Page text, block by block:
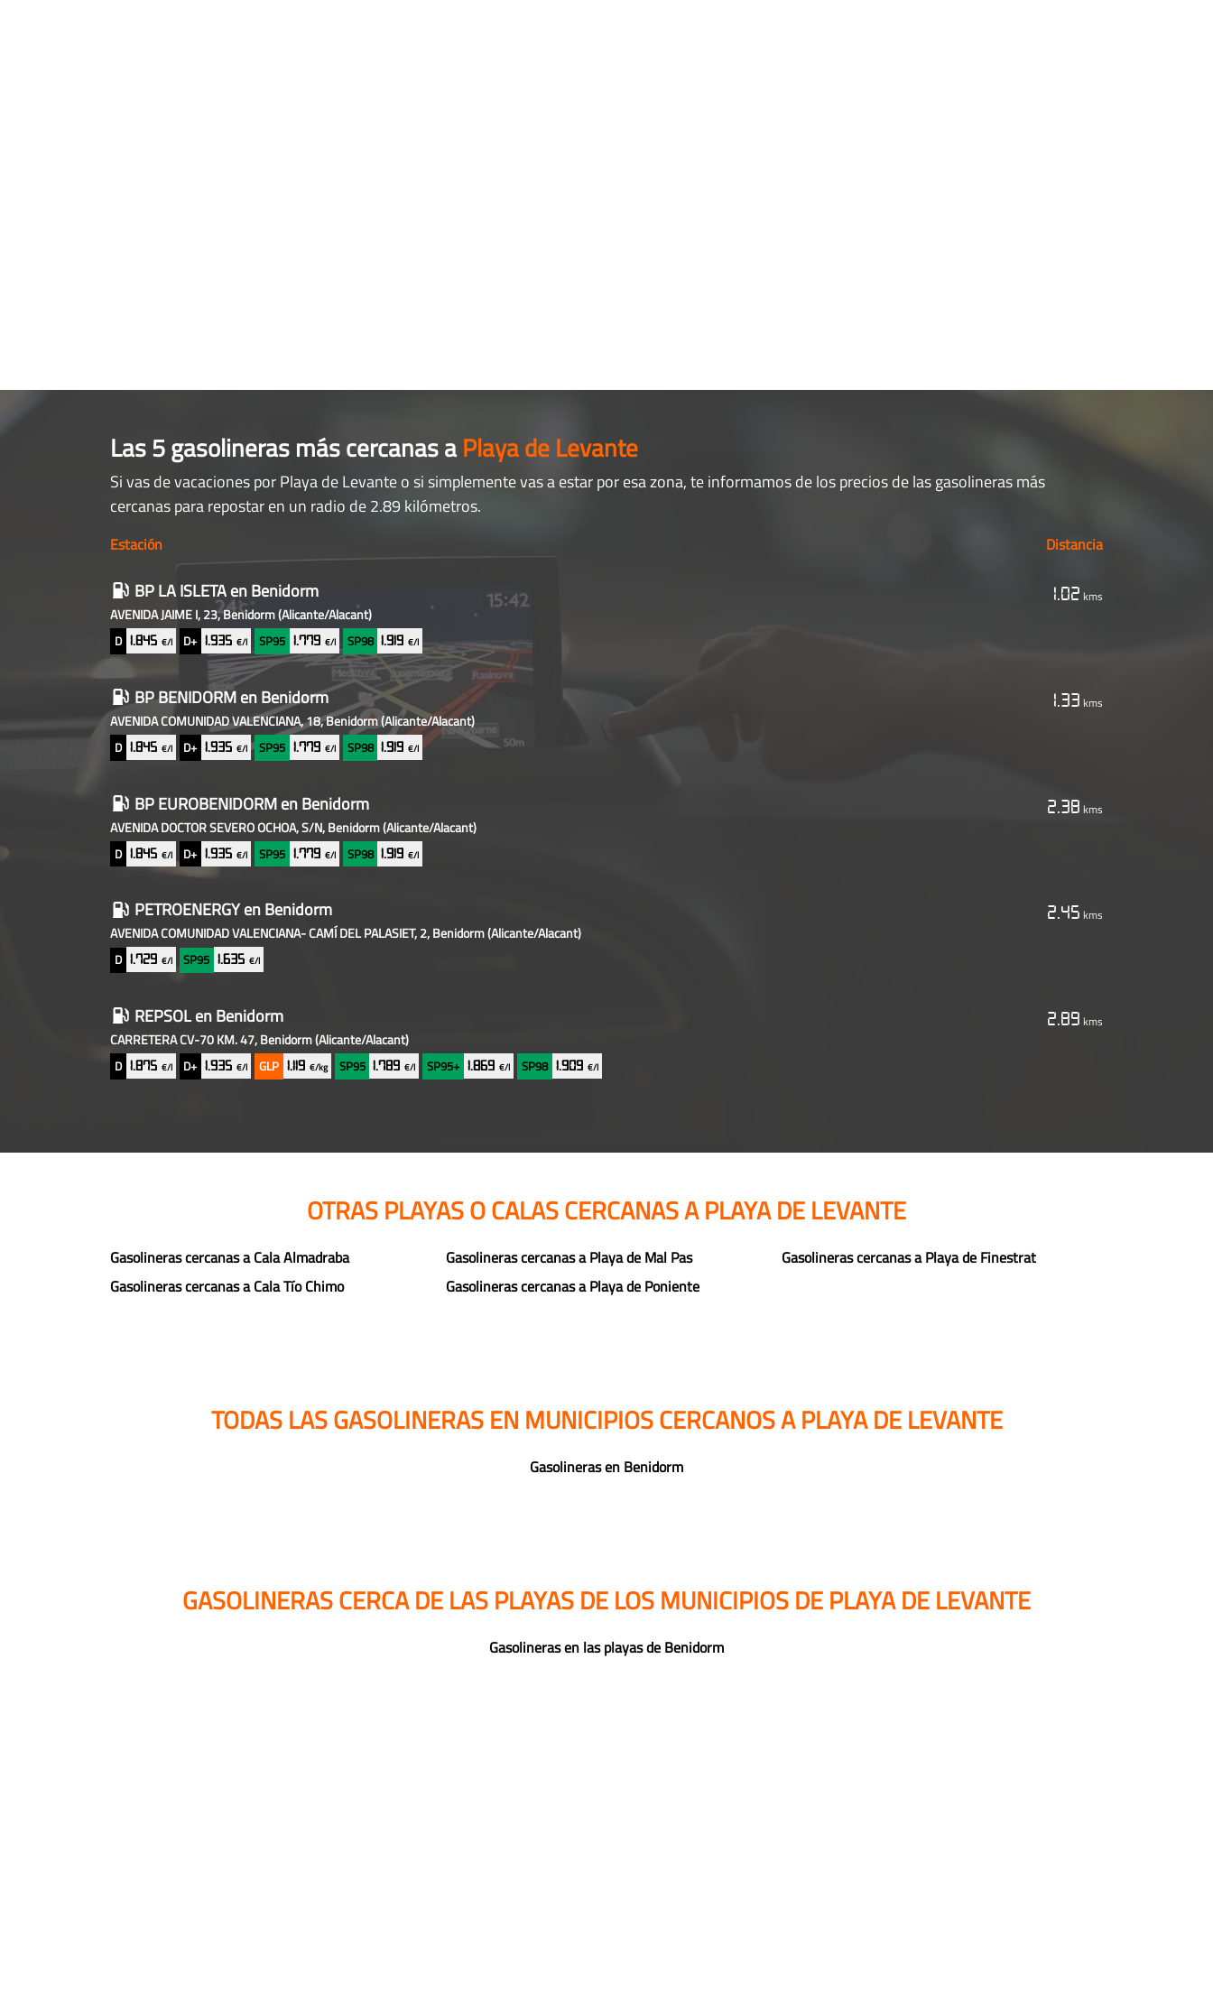
Las 5 gasolineras más cercanas aPlaya de Levante
Si vas de vacaciones por Playa de Levante o si simplemente vas a estar por esa zona, te informamos de los precios de las gasolineras más
cercanas para repostar en un radio de 2.89 kilómetros.
Gasolineras
baratas
cercanas
Estación Distancia
BP LA ISLETAen Benidorm
AVENIDA JAIME I, 23, Benidorm(Alicante/Alacant)
D 1.845 €/l D+ 1.935€/l SP95 1.779 €/l SP98 1.919€/l
1.02 kms
BP BENIDORMen Benidorm
AVENIDA COMUNIDAD VALENCIANA, 18, Benidorm(Alicante/Alacant)
D 1.845 €/l D+ 1.935€/l SP95 1.779 €/l SP98 1.919€/l
1.33 kms
BP EUROBENIDORMen Benidorm
AVENIDA DOCTOR SEVERO OCHOA, S/N, Benidorm(Alicante/Alacant)
D 1.845 €/l D+ 1.935€/l SP95 1.779 €/l SP98 1.919€/l
2.38 kms
PETROENERGYen Benidorm
AVENIDA COMUNIDAD VALENCIANA- CAMÍ DEL PALASIET, 2, Benidorm(Alicante/Alacant)
D 1.729 €/l SP95 1.635€/l
2.45 kms
REPSOLen Benidorm
CARRETERA CV-70 KM. 47, Benidorm(Alicante/Alacant)
D 1.875 €/l D+ 1.935€/l GLP 1.119 €/kg SP95 1.789€/l SP95+ 1.869 €/l SP98 1.909 €/l
2.89 kms
OTRAS PLAYAS O CALAS CERCANAS A PLAYA DE LEVANTE
Gasolineras cercanas a Cala Almadraba
Gasolineras cercanas a Cala Tío Chimo
Gasolineras cercanas a Playa de Mal Pas
Gasolineras cercanas a Playa de Poniente
Gasolineras cercanas a Playa de Finestrat
TODAS LAS GASOLINERAS EN MUNICIPIOS CERCANOS A PLAYA DE LEVANTE
Gasolineras en Benidorm
GASOLINERAS CERCA DE LAS PLAYAS DE LOS MUNICIPIOS DE PLAYA DE LEVANTE
Gasolineras en las playas de Benidorm